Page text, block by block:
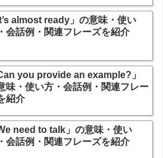
almost ready」の意味・使い
会話例・関連フレーズを紹介
you provide an example?」
味・使い方・会話例・関連フレー
紹介
need to talk」の意味・使い
会話例・関連フレーズを紹介